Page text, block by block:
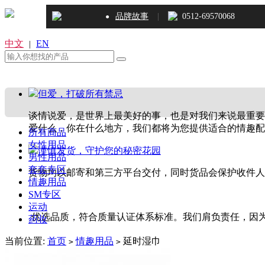
● 品牌故事 | 0512-69570068
中文 | EN
但爱，打破所有禁忌
谈情说爱，是世界上最美好的事，也是对我们来说最重
爱什么，你在什么地方，我们都将为您提供适合的情趣
谨慎发货，守护您的秘密花园
货物均以邮寄和第三方平台交付，同时货品会保护收件
优选品质，符合质量认证体系标准。我们肩负责任，因
所有商品
女性用品
男性用品
套套专区
情趣用品
SM专区
运动
药妆
当前位置: 首页 > 情趣用品 > 延时湿巾